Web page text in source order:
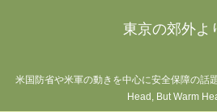
東京の郊外よ
米国防省や米軍の動きを中心に安全保障の話
Head, But Warm